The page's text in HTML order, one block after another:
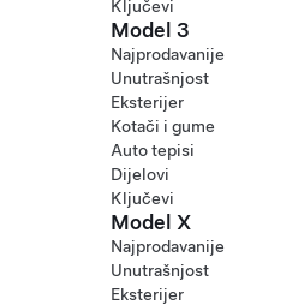
Ključevi
Model 3
Najprodavanije
Unutrašnjost
Eksterijer
Kotači i gume
Auto tepisi
Dijelovi
Ključevi
Model X
Najprodavanije
Unutrašnjost
Eksterijer